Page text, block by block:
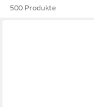
500 Produkte